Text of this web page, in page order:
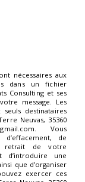
nécessaires aux
dans un fichier
Consulting et ses
message. Les
destinataires
Neuvas, 35360
Vous
de
retrait de votre
une
que d’organiser
exercer ces